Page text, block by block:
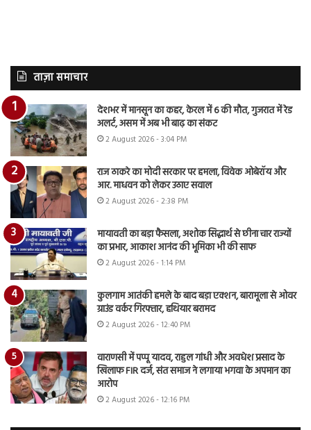
ताज़ा समाचार
देशभर में मानसून का कहर, केरल में 6 की मौत, गुजरात में रेड
अलर्ट, असम में अब भी बाढ़ का संकट
2 August 2026 - 3:04 PM
राज ठाकरे का मोदी सरकार पर हमला, विवेक ओबेरॉय और
आर. माधवन को लेकर उठाए सवाल
2 August 2026 - 2:38 PM
मायावती का बड़ा फैसला, अशोक सिद्धार्थ से छीना चार राज्यों
का प्रभार, आकाश आनंद की भूमिका भी की साफ
2 August 2026 - 1:14 PM
कुलगाम आतंकी हमले के बाद बड़ा एक्शन, बारामूला से ओवर
ग्राउंड वर्कर गिरफ्तार, हथियार बरामद
2 August 2026 - 12:40 PM
वाराणसी में पप्पू यादव, राहुल गांधी और अवधेश प्रसाद के
खिलाफ FIR दर्ज, संत समाज ने लगाया भगवा के अपमान का
आरोप
2 August 2026 - 12:16 PM